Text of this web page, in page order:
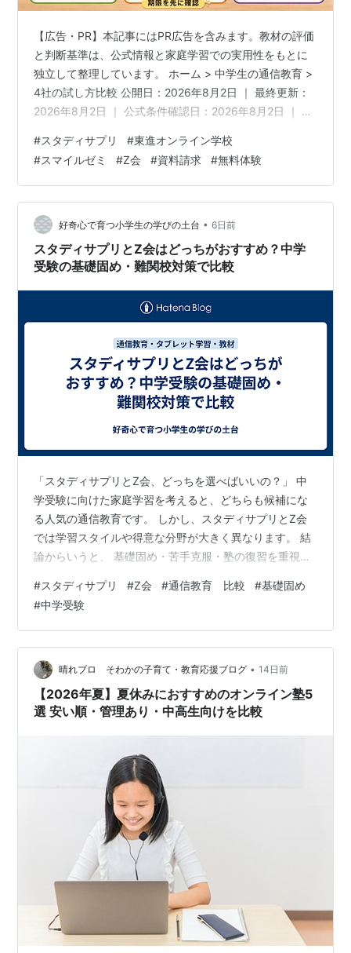
【広告・PR】本記事にはPR広告を含みます。教材の評価
と判断基準は、公式情報と家庭学習での実用性をもとに
独立して整理しています。 ホーム > 中学生の通信教育 >
4社の試し方比較 公開日：2026年8月2日 ｜ 最終更新：
2026年8月2日 ｜ 公式条件確認日：2026年8月2日 ｜ 著
日間の5工程判定から「契約・別教材・保留」を決めま
す。 中学生向け通信教育を比較して候補を絞っても、最
後に迷うのが「無料体験やお試しで何を確認できるの
か」「いつまでに解約・返却すれば料金が発生しないの
か」です。資料請求だけで判断できる範囲や、専用…
#スタディサプリ #東進オンライン学校
#スマイルゼミ #Z会 #資料請求 #無料体験
好奇心で育つ小学生の学びの土台 • 6日前
スタディサプリとZ会はどっちがおすすめ？中学
受験の基礎固め・難関校対策で比較
「スタディサプリとZ会、どっちを選べばいいの？」 中
学受験に向けた家庭学習を考えると、どちらも候補にな
る人気の通信教育です。 しかし、スタディサプリとZ会
では学習スタイルや得意な分野が大きく異なります。 結
論からいうと、 基礎固め・苦手克服・塾の復習を重視す
伸ばしたいならZ会 がおすすめです。 大切なのは「どち
らが優れているか」ではなく、現在のお子さんの学習状
況や中学受験への取り組み方に合っているかです。 この
記事では、スタディサプリとZ会の違いや、それぞれおす
すめな子の特徴を比較します。 スタディサプリとZ会の
違いを比較 スタディサプリ Z…
#スタディサプリ #Z会 #通信教育 比較 #基礎固め
#中学受験
晴れブロ そわかの子育て・教育応援ブログ • 14日前
【2026年夏】夏休みにおすすめのオンライン塾5
選 安い順・管理あり・中高生向けを比較